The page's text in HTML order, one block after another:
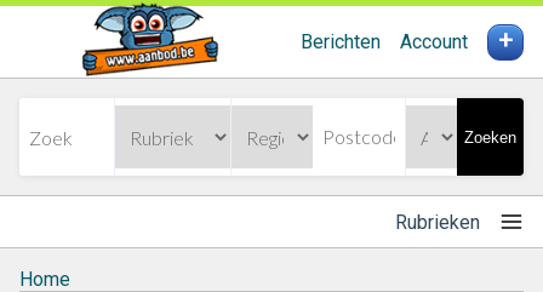
Berichten Account +
Zoeken
Rubrieken
Home